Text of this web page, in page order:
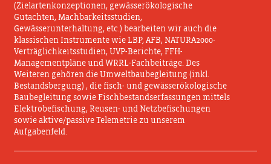
(Zielartenkonzeptionen, gewässerökologische
Gutachten, Machbarkeitsstudien,
Gewässerunterhaltung, etc.) bearbeiten wir auch die
klassischen Instrumente wie LBP, AFB, NATURA2000-
Verträglichkeitsstudien, UVP-Berichte, FFH-
Managementpläne und WRRL-Fachbeiträge. Des
Weiteren gehören die Umweltbaubegleitung (inkl.
Bestandsbergung) , die fisch- und gewässerökologische
Baubegleitung sowie Fischbestandserfassungen mittels
Elektrobefischung, Reusen- und Netzbefischungen
sowie aktive/passive Telemetrie zu unserem
Aufgabenfeld.